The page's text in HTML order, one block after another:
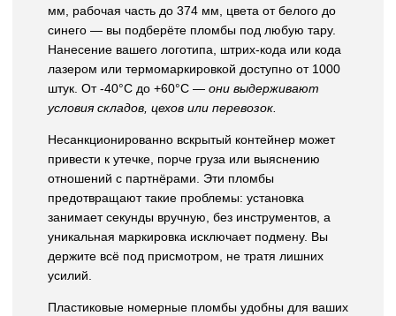
мм, рабочая часть до 374 мм, цвета от белого до
синего — вы подберёте пломбы под любую тару.
Нанесение вашего логотипа, штрих-кода или кода
лазером или термомаркировкой доступно от 1000
штук. От -40°C до +60°C — они выдерживают
условия складов, цехов или перевозок.
Несанкционированно вскрытый контейнер может
привести к утечке, порче груза или выяснению
отношений с партнёрами. Эти пломбы
предотвращают такие проблемы: установка
занимает секунды вручную, без инструментов, а
уникальная маркировка исключает подмену. Вы
держите всё под присмотром, не тратя лишних
усилий.
Пластиковые номерные пломбы удобны для ваших